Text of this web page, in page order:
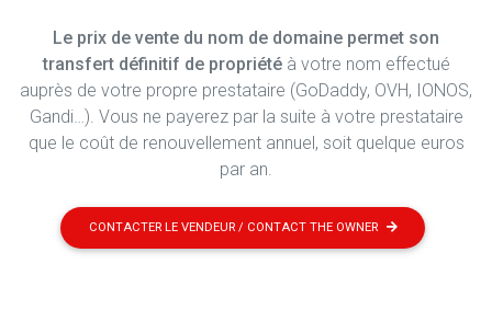
Le prix de vente du nom de domaine permet son
transfert définitif de propriétéà votre nom effectué
auprès de votre propre prestataire (GoDaddy, OVH, IONOS,
Gandi…). Vous ne payerez par la suite à votre prestataire
que le coût de renouvellement annuel, soit quelque euros
par an.
CONTACTER LE VENDEUR / CONTACT THE OWNER